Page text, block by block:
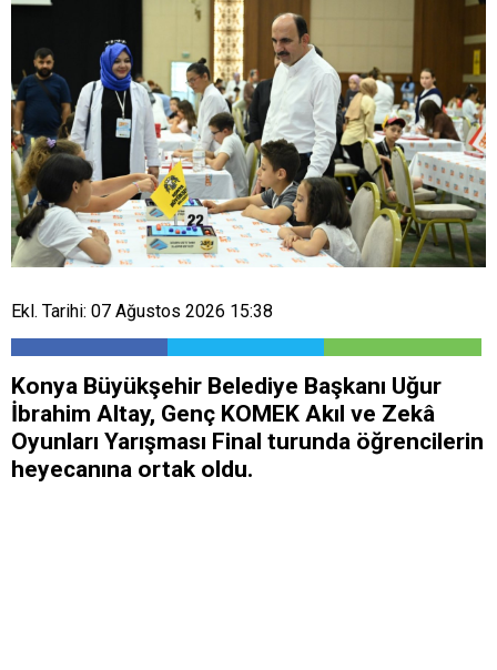
Ekl. Tarihi: 07 Ağustos 2026 15:38
Konya Büyükşehir Belediye Başkanı Uğur
İbrahim Altay, Genç KOMEK Akıl ve Zekâ
Oyunları Yarışması Final turunda öğrencilerin
heyecanına ortak oldu.